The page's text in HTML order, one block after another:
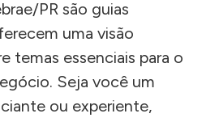
PR são guias
uma visão
temas essenciais para o
Seja você um
ou experiente,